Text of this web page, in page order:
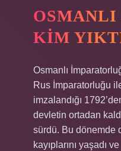
KIM
Osmanlı
Rus İmparatorluğu
imzalandığı
devletin ortadan
sürdü. Bu dönemde
kayıplarını yaşadı